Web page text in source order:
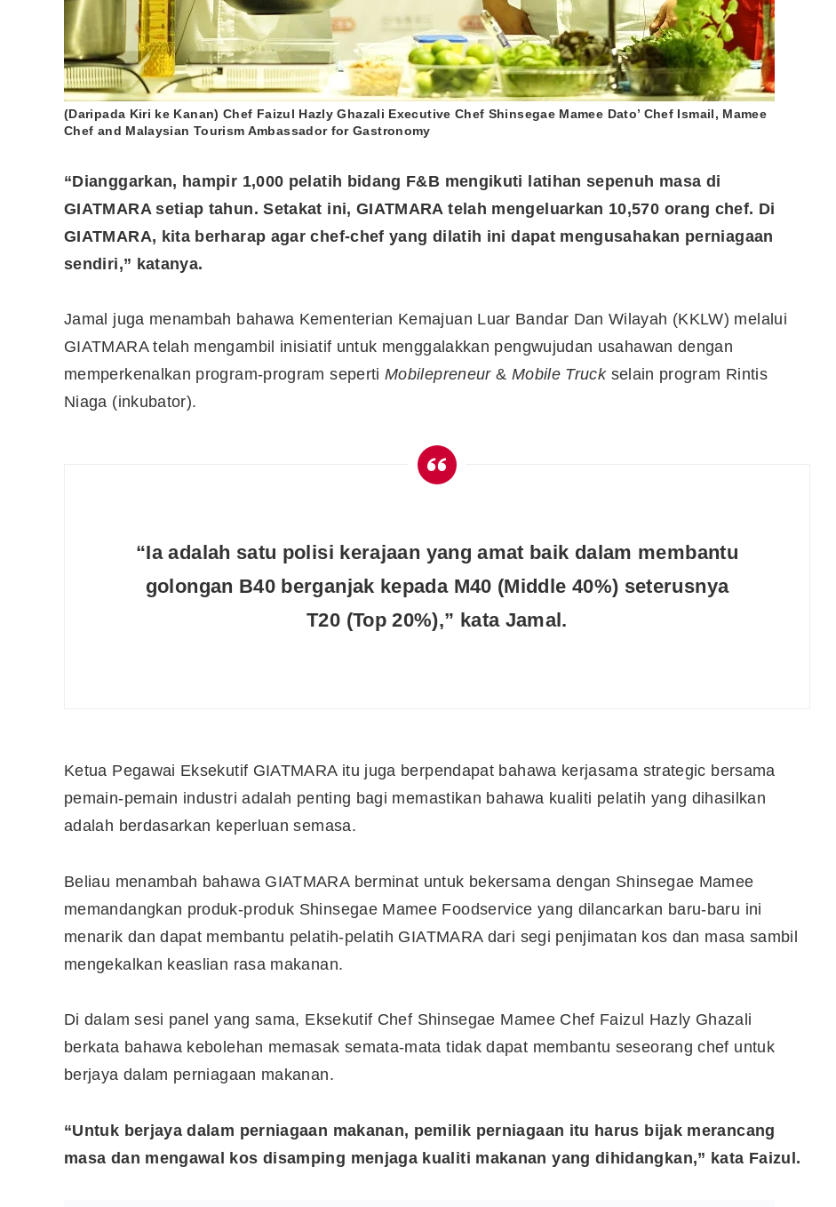
(Daripada Kiri ke Kanan) Chef Faizul Hazly Ghazali Executive Chef Shinsegae Mamee Dato’ Chef Ismail, Mamee
Chef and Malaysian Tourism Ambassador for Gastronomy
“Dianggarkan, hampir 1,000 pelatih bidang F&B mengikuti latihan sepenuh masa di
GIATMARA setiap tahun. Setakat ini, GIATMARA telah mengeluarkan 10,570 orang chef. Di
GIATMARA, kita berharap agar chef-chef yang dilatih ini dapat mengusahakan perniagaan
sendiri,” katanya.
Jamal juga menambah bahawa Kementerian Kemajuan Luar Bandar Dan Wilayah (KKLW) melalui
GIATMARA telah mengambil inisiatif untuk menggalakkan pengwujudan usahawan dengan
memperkenalkan program-program sepertiMobilepreneur& Mobile Truckselain program Rintis
Niaga (inkubator).
“Ia adalah satu polisi kerajaan yang amat baik dalam membantu
golongan B40 berganjak kepada M40 (Middle 40%) seterusnya
T20 (Top 20%),” kata Jamal.
Ketua Pegawai Eksekutif GIATMARA itu juga berpendapat bahawa kerjasama strategic bersama
pemain-pemain industri adalah penting bagi memastikan bahawa kualiti pelatih yang dihasilkan
adalah berdasarkan keperluan semasa.
Beliau menambah bahawa GIATMARA berminat untuk bekersama dengan Shinsegae Mamee
memandangkan produk-produk Shinsegae Mamee Foodservice yang dilancarkan baru-baru ini
menarik dan dapat membantu pelatih-pelatih GIATMARA dari segi penjimatan kos dan masa sambil
mengekalkan keaslian rasa makanan.
Di dalam sesi panel yang sama, Eksekutif Chef Shinsegae Mamee Chef Faizul Hazly Ghazali
berkata bahawa kebolehan memasak semata-mata tidak dapat membantu seseorang chef untuk
berjaya dalam perniagaan makanan.
“Untuk berjaya dalam perniagaan makanan, pemilik perniagaan itu harus bijak merancang
masa dan mengawal kos disamping menjaga kualiti makanan yang dihidangkan,” kata Faizul.
10 Aplikasi Perlu Ada Dalam
Telefon Seorang Pelabur
Saham
Syarikat Yang Beri Dividen
Tertinggi Di Bursa Malaysia
(2018)